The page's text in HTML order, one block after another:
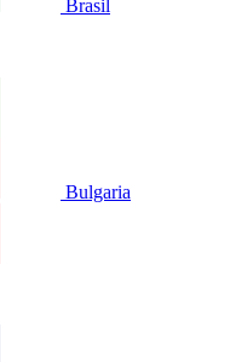
Brasil
Bulgaria